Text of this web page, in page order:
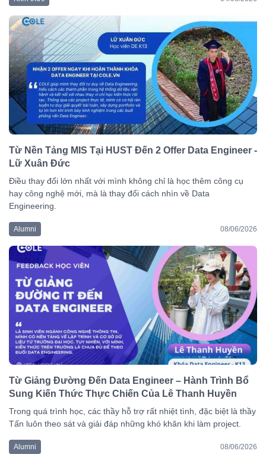
Từ Nền Tảng MIS Tại HUST Đến 2 Offer Data Engineer -
Lữ Xuân Đức
Điều thay đổi lớn nhất với mình không chỉ là học thêm công cụ
hay công nghệ mới, mà là thay đổi cách nhìn về Data
Engineering.
Alumni 08/06/2026
Từ Giảng Đường Đến Data Engineer – Hành Trình Bổ
Sung Kiến Thức Thực Chiến Của Lê Thanh Huyền
Trong quá trình học, các thầy hỗ trợ rất nhiệt tình, đặc biệt là thầy
Tấn luôn theo sát và giải đáp những khó khăn khi làm project.
Alumni 08/06/2026